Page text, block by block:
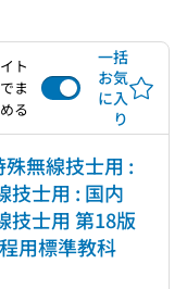
ト
ま
る
一括
お気
に入
り
無線技士用 :
技士用 : 国内
技士用 第18版
用標準教科